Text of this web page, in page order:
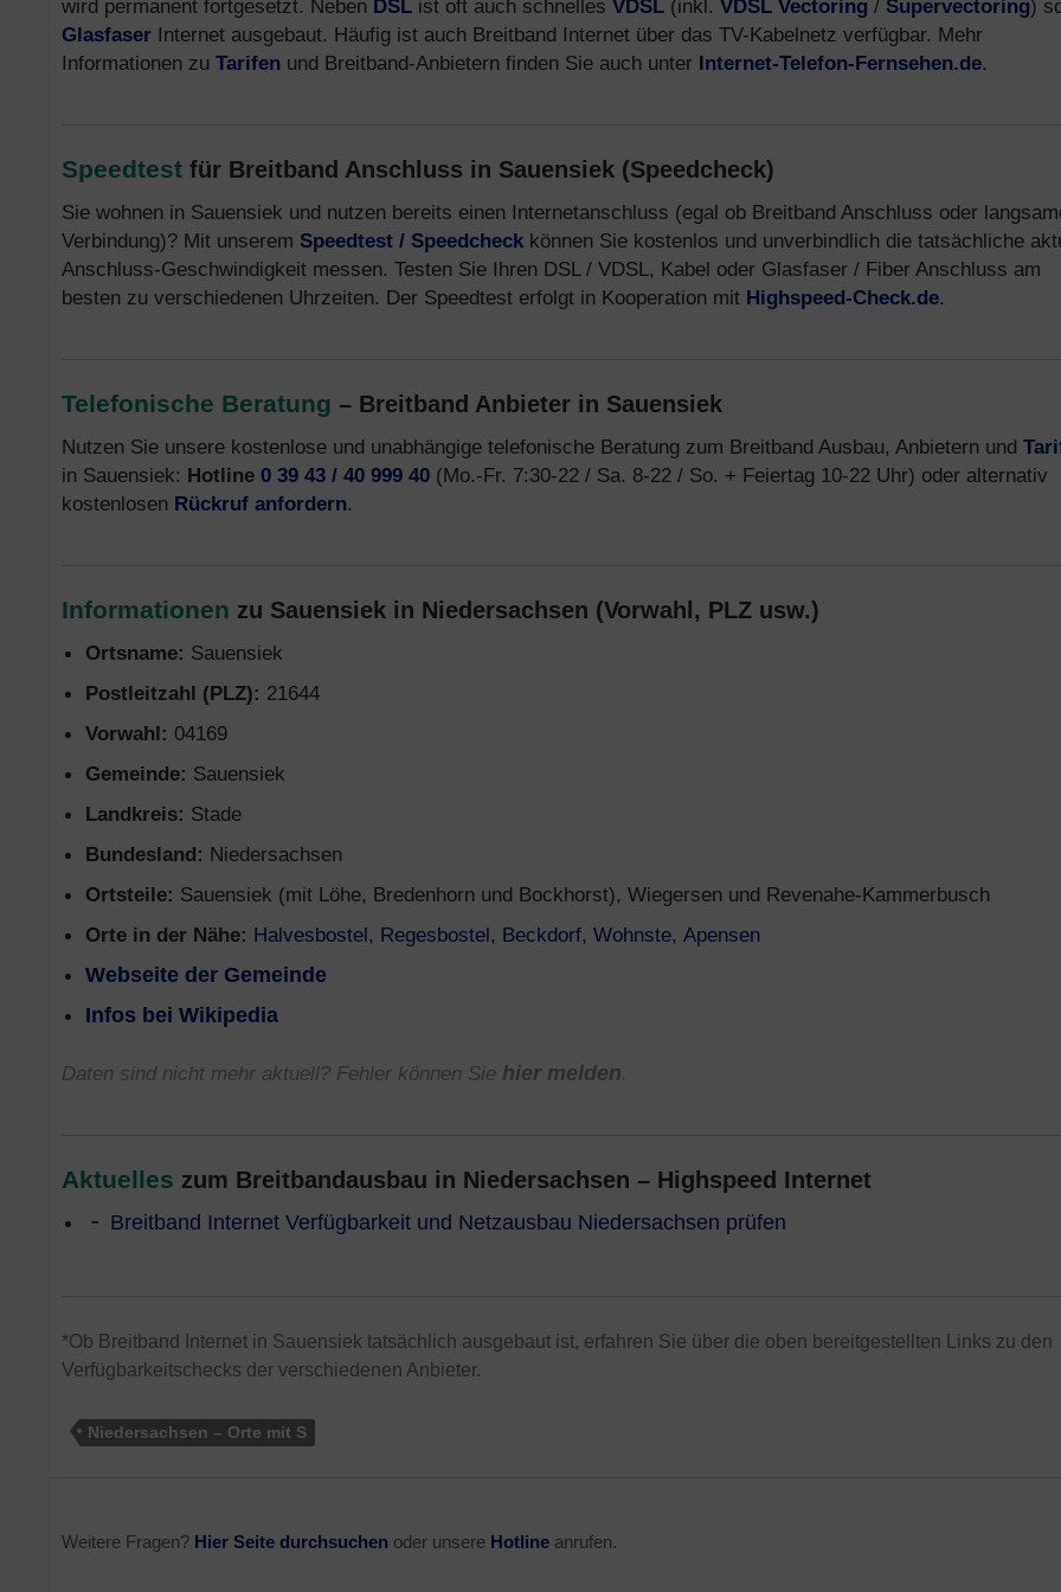
wird permanent fortgesetzt. Neben DSL ist oft auch schnelles VDSL (inkl. VDSL Vectoring / Supervectoring)
Glasfaser Internet ausgebaut. Häufig ist auch Breitband Internet über das TV-Kabelnetz verfügbar. Mehr
Informationen zu Tarifen und Breitband-Anbietern finden Sie auch unter Internet-Telefon-Fernsehen.de.
Speedtest für Breitband Anschluss in Sauensiek (Speedcheck)
Sie wohnen in Sauensiek und nutzen bereits einen Internetanschluss (egal ob Breitband Anschluss oder
Verbindung)? Mit unserem Speedtest / Speedcheck können Sie kostenlos und unverbindlich die tatsächliche
Anschluss-Geschwindigkeit messen. Testen Sie Ihren DSL / VDSL, Kabel oder Glasfaser / Fiber Anschluss am
besten zu verschiedenen Uhrzeiten. Der Speedtest erfolgt in Kooperation mit Highspeed-Check.de.
Telefonische Beratung – Breitband Anbieter in Sauensiek
Nutzen Sie unsere kostenlose und unabhängige telefonische Beratung zum Breitband Ausbau, Anbietern und
in Sauensiek: Hotline 0 39 43 / 40 999 40 (Mo.-Fr. 7:30-22 / Sa. 8-22 / So. + Feiertag 10-22 Uhr) oder alternativ
kostenlosen Rückruf anfordern.
Informationen zu Sauensiek in Niedersachsen (Vorwahl, PLZ usw.)
Ortsname: Sauensiek
Postleitzahl (PLZ): 21644
Vorwahl: 04169
Gemeinde: Sauensiek
Landkreis: Stade
Bundesland: Niedersachsen
Ortsteile: Sauensiek (mit Löhe, Bredenhorn und Bockhorst), Wiegersen und Revenahe-Kammerbusch
Orte in der Nähe: Halvesbostel, Regesbostel, Beckdorf, Wohnste, Apensen
Webseite der Gemeinde
Infos bei Wikipedia
Daten sind nicht mehr aktuell? Fehler können Sie hier melden.
Aktuelles zum Breitbandausbau in Niedersachsen – Highspeed Internet
Breitband Internet Verfügbarkeit und Netzausbau Niedersachsen prüfen
*Ob Breitband Internet in Sauensiek tatsächlich ausgebaut ist, erfahren Sie über die oben bereitgestellten Links zu den
Verfügbarkeitschecks der verschiedenen Anbieter.
Niedersachsen – Orte mit S
Weitere Fragen? Hier Seite durchsuchen oder unsere Hotline anrufen.